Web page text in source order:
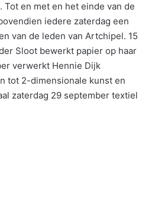
Tot en met en het einde van de
iedere zaterdag een
van de leden van Artchipel. 15
Sloot bewerkt papier op haar
verwerkt Hennie Dijk
tot 2-dimensionale kunst en
zaterdag 29 september textiel